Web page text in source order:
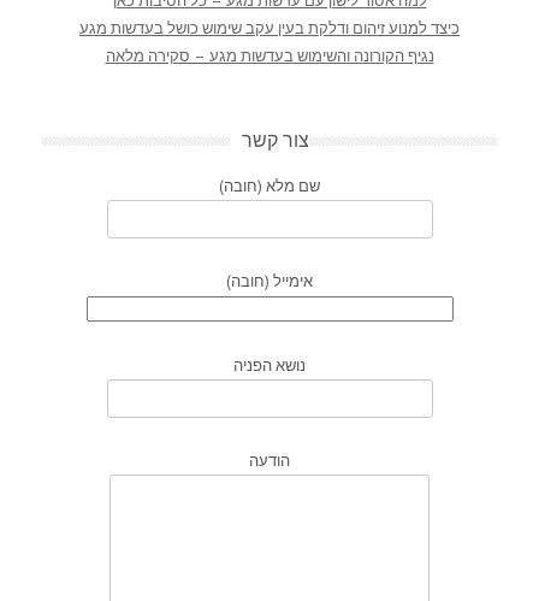
כיצד למנוע זיהום ודלקת בעין עקב שימוש כושל בעדשות מגע
נגיף הקורונה והשימוש בעדשות מגע – סקירה מלאה
צור קשר
שם מלא (חובה)
אימייל (חובה)
נושא הפניה
הודעה